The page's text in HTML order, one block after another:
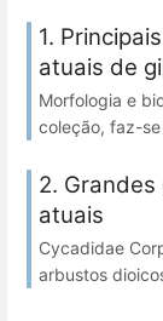
1.
atuais de
Morfologia e
coleção, faz-
2.
atuais
Cycadidae
arbustos